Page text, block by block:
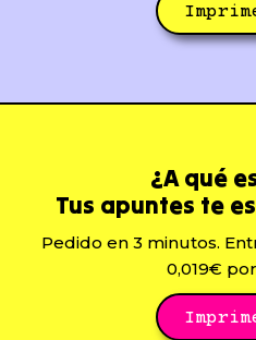
¿A qué
Tus apuntes te
Pedido en 3 minutos.
0,019€